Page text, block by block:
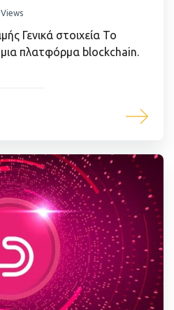
Γενικά στοιχεία Το
μια πλατφόρμα blockchain.